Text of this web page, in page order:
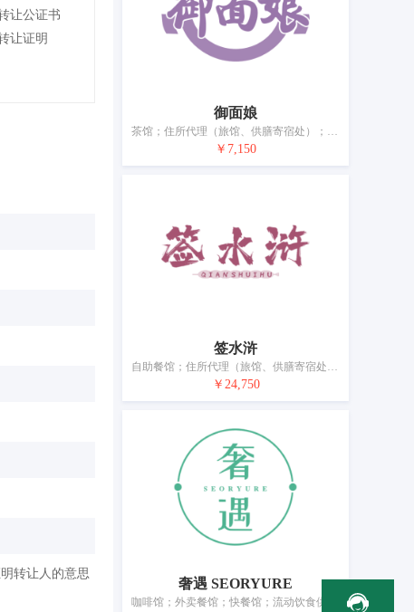
让公证书
让证明
转让人的意思
御面娘
茶馆；住所代理（旅馆、供膳寄宿处）；外卖餐厅服务；拉面馆；私人厨师服务；备办宴席；酒吧服务；餐厅；餐馆；饭店
￥7,150
签水浒
自助餐馆；住所代理（旅馆、供膳寄宿处）；寄宿处；拉面馆；日式料理餐厅；咖啡馆；茶馆；餐厅；餐馆；饭店
￥24,750
奢遇 SEORYURE